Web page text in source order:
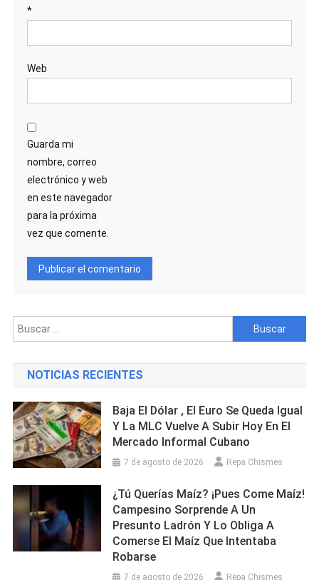
*
Web
Guarda mi
nombre, correo
electrónico y web
en este navegador
para la próxima
vez que comente.
Buscar:
NOTICIAS RECIENTES
Baja El Dólar , El Euro Se Queda Igual
Y La MLC Vuelve A Subir Hoy En El
Mercado Informal Cubano
7 de agosto de 2026 Repa Chismes
¿Tú Querías Maíz? ¡Pues Come Maíz!
Campesino Sorprende A Un
Presunto Ladrón Y Lo Obliga A
Comerse El Maíz Que Intentaba
Robarse
7 de agosto de 2026 Repa Chismes